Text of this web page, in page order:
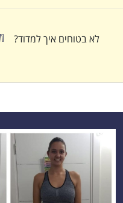
לא בטוחים איך למדוד?